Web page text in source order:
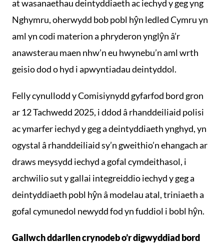
at wasanaethau deintyddiaeth ac iechyd y geg yng
Nghymru, oherwydd bob pobl hŷn ledled Cymru yn
aml yn codi materion a phryderon ynglŷn â’r
anawsterau maen nhw’n eu hwynebu’n aml wrth
geisio dod o hyd i apwyntiadau deintyddol.
Felly cynullodd y Comisiynydd gyfarfod bord gron
ar 12 Tachwedd 2025, i ddod â rhanddeiliaid polisi
ac ymarfer iechyd y geg a deintyddiaeth ynghyd, yn
ogystal â rhanddeiliaid sy’n gweithio’n ehangach ar
draws meysydd iechyd a gofal cymdeithasol, i
archwilio sut y gallai integreiddio iechyd y geg a
deintyddiaeth pobl hŷn â modelau atal, triniaeth a
gofal cymunedol newydd fod yn fuddiol i bobl hŷn.
Gallwch ddarllen crynodeb o’r digwyddiad bord